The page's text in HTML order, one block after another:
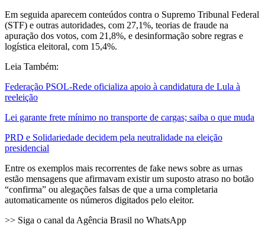
Em seguida aparecem conteúdos contra o Supremo Tribunal Federal
(STF) e outras autoridades, com 27,1%, teorias de fraude na
apuração dos votos, com 21,8%, e desinformação sobre regras e
logística eleitoral, com 15,4%.
Leia Também:
Federação PSOL-Rede oficializa apoio à candidatura de Lula à
reeleição
Lei garante frete mínimo no transporte de cargas; saiba o que muda
PRD e Solidariedade decidem pela neutralidade na eleição
presidencial
Entre os exemplos mais recorrentes de fake news sobre as urnas
estão mensagens que afirmavam existir um suposto atraso no botão
“confirma” ou alegações falsas de que a urna completaria
automaticamente os números digitados pelo eleitor.
>> Siga o canal da Agência Brasil no WhatsApp